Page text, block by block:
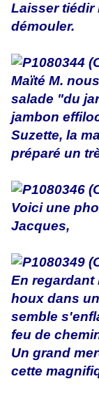
Laisser tiédir
démouler.
Maïté M.
salade "du
jambon
Suzette, la
préparé un
Voici une
Jacques,
En regardant
houx dans
semble
feu de
Un grand
cette